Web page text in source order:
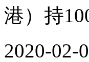
港）持
2020-02-